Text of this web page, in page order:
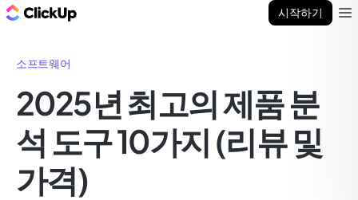
시작하기
소프트웨어
2025년 최고의 제품 분
석 도구 10가지 (리뷰 및
가격)